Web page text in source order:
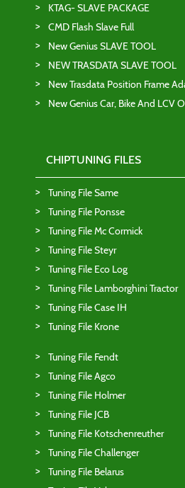
KTAG- SLAVE PACKAGE
CMD Flash Slave Full
New Genius SLAVE TOOL
NEW TRASDATA SLAVE TOOL
New Trasdata Position Frame
New Genius Car, Bike And LCV
CHIPTUNING FILES
Tuning File Same
Tuning File Ponsse
Tuning File Mc Cormick
Tuning File Steyr
Tuning File Eco Log
Tuning File Lamborghini Tractor
Tuning File Case IH
Tuning File Krone
Tuning File Fendt
Tuning File Agco
Tuning File Holmer
Tuning File JCB
Tuning File Kotschenreuther
Tuning File Challenger
Tuning File Belarus